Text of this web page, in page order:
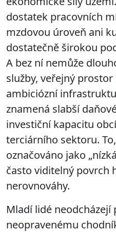
dostatek pracovních
mzdovou úroveň ani
dostatečně širokou
A bez ní nemůže
služby, veřejný
ambiciózní
znamená slabší
investiční kapacitu
terciárního sektoru.
označováno jako
často viditelný povrch
nerovnováhy.
Mladí lidé
neopravenému